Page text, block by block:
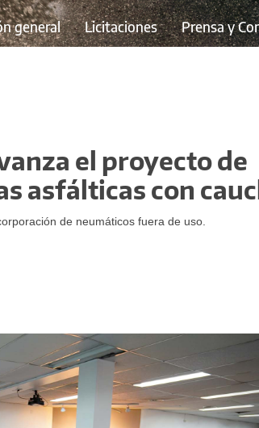
general Licitaciones Prensa y
el proyecto de
asfálticas con
de neumáticos fuera de uso.